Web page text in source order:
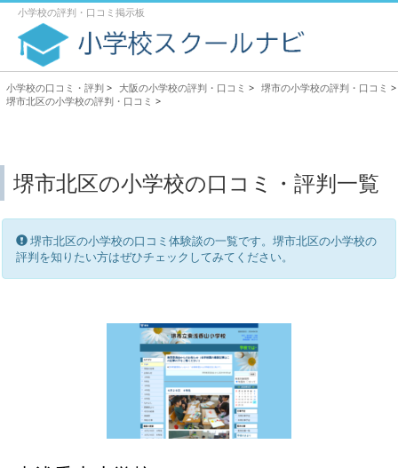
小学校の評判・口コミ掲示板
小学校の口コミ・評判 > 大阪の小学校の評判・口コミ > 堺市の小学校の評判・口コミ >
堺市北区の小学校の評判・口コミ >
堺市北区の小学校の口コミ・評判一覧
堺市北区の小学校の口コミ体験談の一覧です。堺市北区の小学校の
評判を知りたい方はぜひチェックしてみてください。